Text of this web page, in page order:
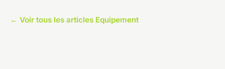
← Voir tous les articles Equipement